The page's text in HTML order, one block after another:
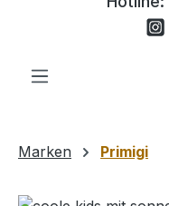
Marken Primigi